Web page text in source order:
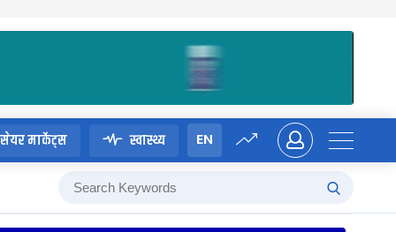
सेयर मार्केट्स स्वास्थ्य EN